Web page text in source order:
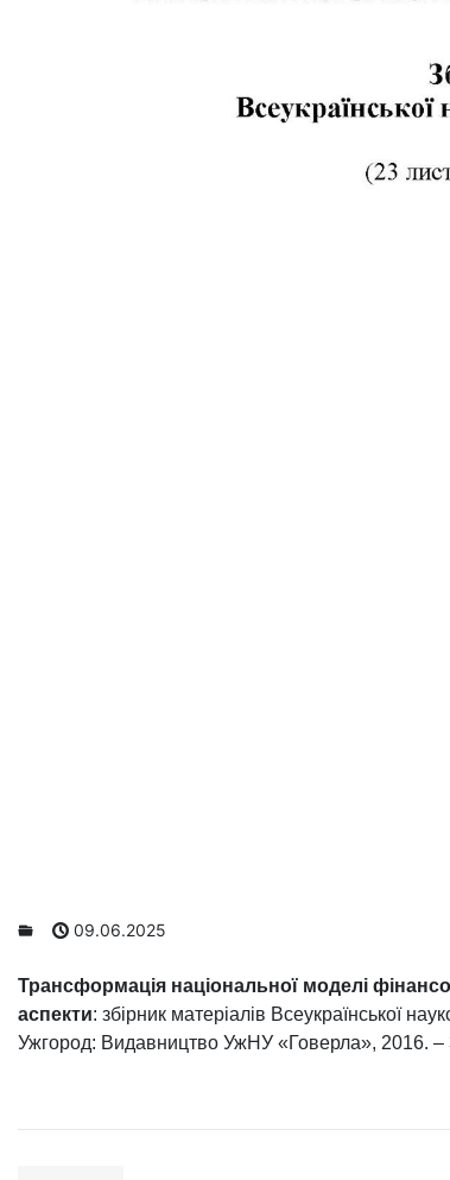
09.06.2025
Трансформація національної моделі
аспекти: збірник матеріалів Всеукраїнської
Ужгород: Видавництво УжНУ «Говерла», 2016. –